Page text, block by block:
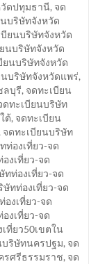
ดปทุมธานี, จด
บริษัทจังหวัด
บียนบริษัทจังหวัด
นบริษัทจังหวัด
ยนบริษัทจังหวัด
นบริษัทจังหวัดแพร่,
ลบุรี, จดทะเบียน
ดทะเบียนบริษัท
ต้, จดทะเบียน
จดทะเบียนบริษัท
ท่องเที่ยว-จด
งเที่ยว-จด
ทท่องเที่ยว-จด
ทท่องเที่ยว-จด
องเที่ยว-จด
งเที่ยว-จด
ที่ยว50เขตใน
บริษัทนครปฐม, จด
รศรีธรรมราช, จด